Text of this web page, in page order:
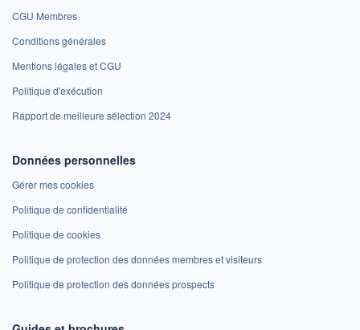
CGU Membres
Conditions générales
Mentions légales et CGU
Politique d'exécution
Rapport de meilleure sélection 2024
Données personnelles
Gérer mes cookies
Politique de confidentialité
Politique de cookies
Politique de protection des données membres et visiteurs
Politique de protection des données prospects